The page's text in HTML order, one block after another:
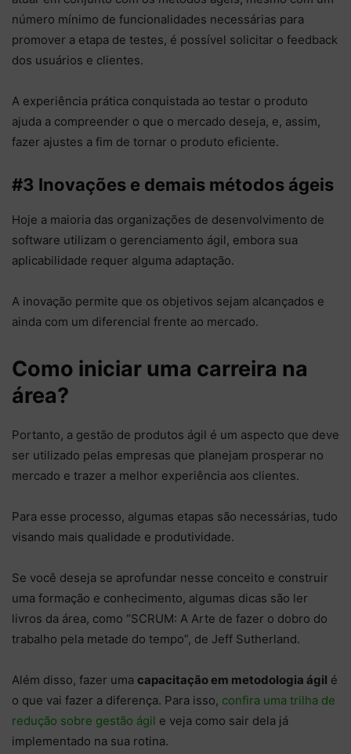
número mínimo de funcionalidades necessárias para
promover a etapa de testes, é possível solicitar o feedback
dos usuários e clientes.
A experiência prática conquistada ao testar o produto
ajuda a compreender o que o mercado deseja, e, assim,
fazer ajustes a fim de tornar o produto eficiente.
#3 Inovações e demais métodos ágeis
Hoje a maioria das organizações de desenvolvimento de
software utilizam o gerenciamento ágil, embora sua
aplicabilidade requer alguma adaptação.
A inovação permite que os objetivos sejam alcançados e
ainda com um diferencial frente ao mercado.
Como iniciar uma carreira na
área?
Portanto, a gestão de produtos ágil é um aspecto que deve
ser utilizado pelas empresas que planejam prosperar no
mercado e trazer a melhor experiência aos clientes.
Para esse processo, algumas etapas são necessárias, tudo
visando mais qualidade e produtividade.
Se você deseja se aprofundar nesse conceito e construir
uma formação e conhecimento, algumas dicas são ler
livros da área, como “SCRUM: A Arte de fazer o dobro do
trabalho pela metade do tempo”, de Jeff Sutherland.
Além disso, fazer uma capacitação em metodologia ágil é
o que vai fazer a diferença. Para isso, confira uma trilha de
redução sobre gestão ágil e veja como sair dela já
implementado na sua rotina.